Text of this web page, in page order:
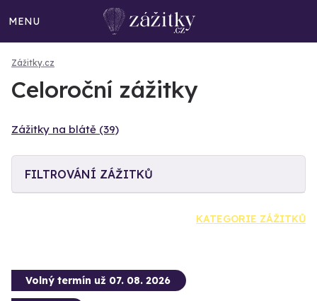
MENU
Zážitky.cz
Celoroční zážitky
Zážitky na blátě (39)
FILTROVÁNÍ ZÁŽITKŮ
KATEGORIE ZÁŽITKŮ
Volný termín už 07. 08. 2026